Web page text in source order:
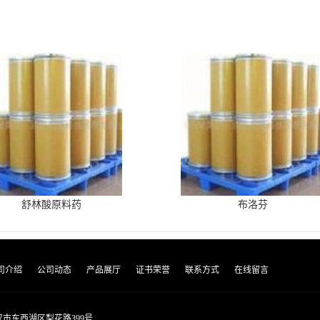
舒林酸原料药 布洛芬
介绍 公司动态 产品展厅 证书荣誉 联系方式 在线留言